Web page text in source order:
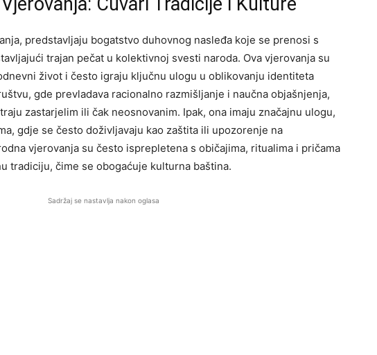
predstavljaju bogatstvo duhovnog nasleđa koje se prenosi s
trajan pečat u kolektivnoj svesti naroda. Ova vjerovanja su
život i često igraju ključnu ulogu u oblikovanju identiteta
gde prevladava racionalno razmišljanje i naučna objašnjenja,
zastarjelim ili čak neosnovanim. Ipak, ona imaju značajnu ulogu,
gdje se često doživljavaju kao zaštita ili upozorenje na
vjerovanja su često isprepletena s običajima, ritualima i pričama
tradiciju, čime se obogaćuje kulturna baština.
Sadržaj se nastavlja nakon oglasa